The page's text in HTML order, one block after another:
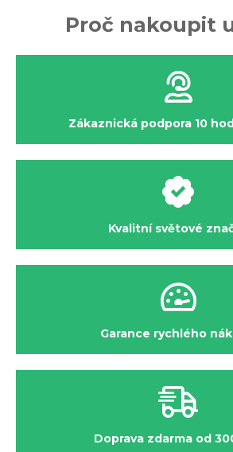
Proč nakoupit
Zákaznická podpora 10
Kvalitní světové
Garance rychlého
Doprava zdarma od